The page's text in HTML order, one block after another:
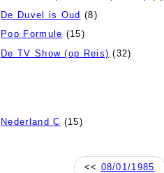
De Duvel is Oud (8)
Pop Formule (15)
De TV Show (op Reis) (32)
Nederland C (15)
<< 08/01/1985